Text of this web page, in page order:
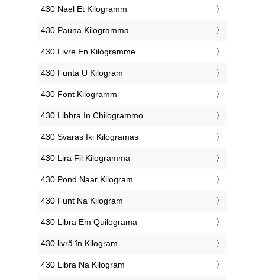
‎430 Nael Et Kilogramm
‎430 Pauna Kilogramma
‎430 Livre En Kilogramme
‎430 Funta U Kilogram
‎430 Font Kilogramm
‎430 Libbra In Chilogrammo
‎430 Svaras Iki Kilogramas
‎430 Lira Fil Kilogramma
‎430 Pond Naar Kilogram
‎430 Funt Na Kilogram
‎430 Libra Em Quilograma
‎430 livră în Kilogram
‎430 Libra Na Kilogram